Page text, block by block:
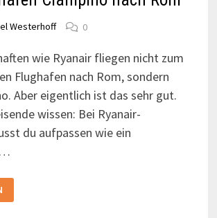
Westerhoff 0
wie Ryanair fliegen nicht zum
Flughafen nach Rom, sondern
Aber eigentlich ist das sehr gut.
wissen: Bei Ryanair-
du aufpassen wie ein
…